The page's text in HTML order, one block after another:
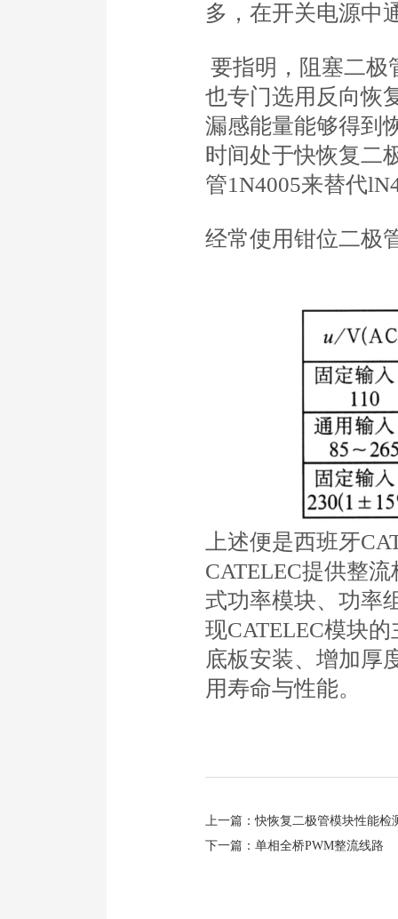
多，在开关电源中
要指明，阻塞二极
也专门选用反向恢
漏感能量能够得到
时间处于快恢复二
管1N4005来替代
经常使用钳位二极
上述便是西班牙
CATELEC提供整
式功率模块、功率
现CATELEC模块
底板安装、增加厚
用寿命与性能。
上一篇：快恢复二极管模块性能检
下一篇： 单相全桥PWM整流线路